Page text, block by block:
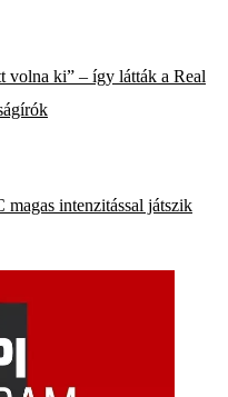
volna ki” – így látták a Real
intenzitással játszik